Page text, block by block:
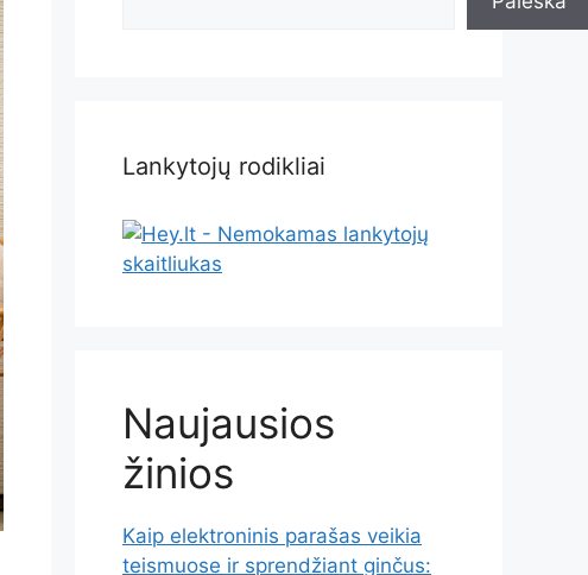
Lankytojų rodikliai
Naujausios
žinios
Kaip elektroninis parašas veikia
teismuose ir sprendžiant ginčus: